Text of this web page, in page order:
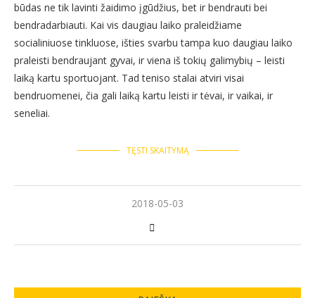
būdas ne tik lavinti žaidimo įgūdžius, bet ir bendrauti bei
bendradarbiauti. Kai vis daugiau laiko praleidžiame
socialiniuose tinkluose, išties svarbu tampa kuo daugiau laiko
praleisti bendraujant gyvai, ir viena iš tokių galimybių – leisti
laiką kartu sportuojant. Tad teniso stalai atviri visai
bendruomenei, čia gali laiką kartu leisti ir tėvai, ir vaikai, ir
seneliai.
TĘSTI SKAITYMĄ
2018-05-03